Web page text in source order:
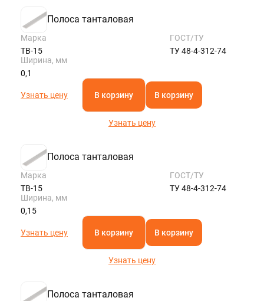
Полоса танталовая
Марка
ТВ-15
ГОСТ/ТУ
ТУ 48-4-312-74
Ширина, мм
0,1
Узнать цену В корзину В корзину
Узнать цену
Полоса танталовая
Марка
ТВ-15
ГОСТ/ТУ
ТУ 48-4-312-74
Ширина, мм
0,15
Узнать цену В корзину В корзину
Узнать цену
Полоса танталовая